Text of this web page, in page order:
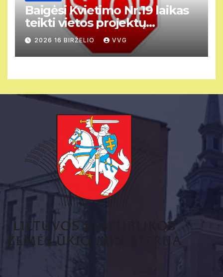
Baigėsi Kvietimo Nr.19 laikas
teikti vietos projektų
paraiškas.
2026 16 BIRŽELIO VVG